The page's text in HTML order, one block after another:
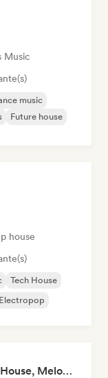
Music
music
Future house
house
Tech House
Electropop
Defined Sound Records: House, Melodic Techno and EDM - Playlists Curated by DJ Nick Proof